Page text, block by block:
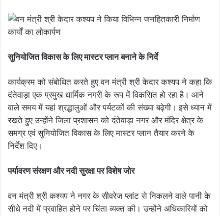
सुनियोजित विकास के लिए मास्टर प्लान बनाने के निर्दे
कार्यक्रम को संबोधित करते हुए वन मंत्री श्री केदार कश्यप ने कहा कि
दंतेवाड़ा एक प्रमुख धार्मिक नगरी के रूप में विकसित हो रहा है। आने
वाले समय में यहां श्रद्धालुओं और पर्यटकों की संख्या बढ़ेगी। इसे ध्यान में
रखते हुए उन्होंने जिला प्रशासन को दंतेवाड़ा नगर और मंदिर क्षेत्र के
समग्र एवं सुनियोजित विकास के लिए मास्टर प्लान तैयार करने के
निर्देश दिए।
पर्यावरण संरक्षण और नदी सुरक्षा पर विशेष जोर
वन मंत्री श्री कश्यप ने नगर के सीवरेज प्लांट से निकलने वाले पानी के
सीधे नदी में प्रवाहित होने पर चिंता व्यक्त की। उन्होंने अधिकारियों को